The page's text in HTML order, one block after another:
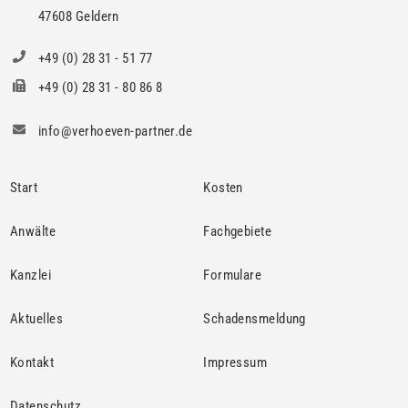
47608 Geldern
+49 (0) 28 31 - 51 77
+49 (0) 28 31 - 80 86 8
info@verhoeven-partner.de
Start Kosten
Anwälte Fachgebiete
Kanzlei Formulare
Aktuelles Schadensmeldung
Kontakt Impressum